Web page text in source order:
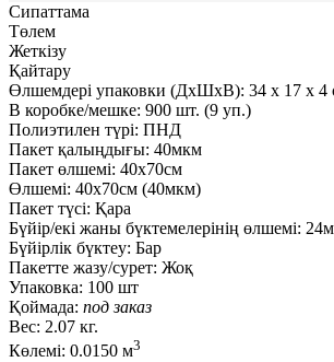
Сипаттама
Төлем
Жеткізу
Қайтару
Өлшемдері упаковки (ДxШxВ): 34 x 17 x 4
В коробке/мешке: 900 шт. (9 уп.)
Полиэтилен түрі: ПНД
Пакет қалыңдығы: 40мкм
Пакет өлшемі: 40x70см
Өлшемі: 40x70см (40мкм)
Пакет түсі: Қара
Бүйір/екі жаны бүктемелерінің өлшемі:
Бүйірлік бүктеу: Бар
Пакетте жазу/сурет: Жоқ
Упаковка: 100 шт
Қоймада: под заказ
Вес: 2.07 кг.
Көлемі: 0.0150 м3